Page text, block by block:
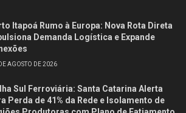
Itapoá Rumo à Europa: Nova Rota Direta
Demanda Logística e Expande
AGOSTO DE 2026
Sul Ferroviária: Santa Catarina Alerta
Perda de 41% da Rede e Isolamento de